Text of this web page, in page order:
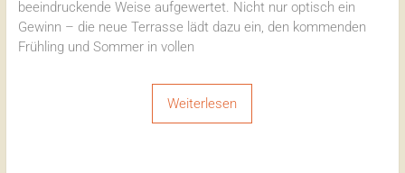
beeindruckende Weise aufgewertet. Nicht nur optisch ein
Gewinn – die neue Terrasse lädt dazu ein, den kommenden
Frühling und Sommer in vollen
Weiterlesen